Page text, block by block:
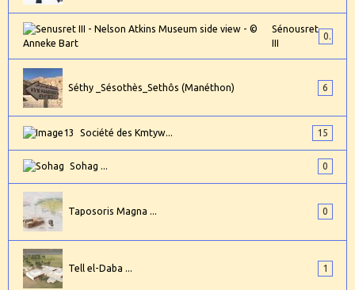
Sénousret
III
0
Séthy _Sésothès_Sethôs (Manéthon) 6
Société des Kmtyw... 15
Sohag ... 0
Taposoris Magna ... 0
Tell el-Daba ... 1